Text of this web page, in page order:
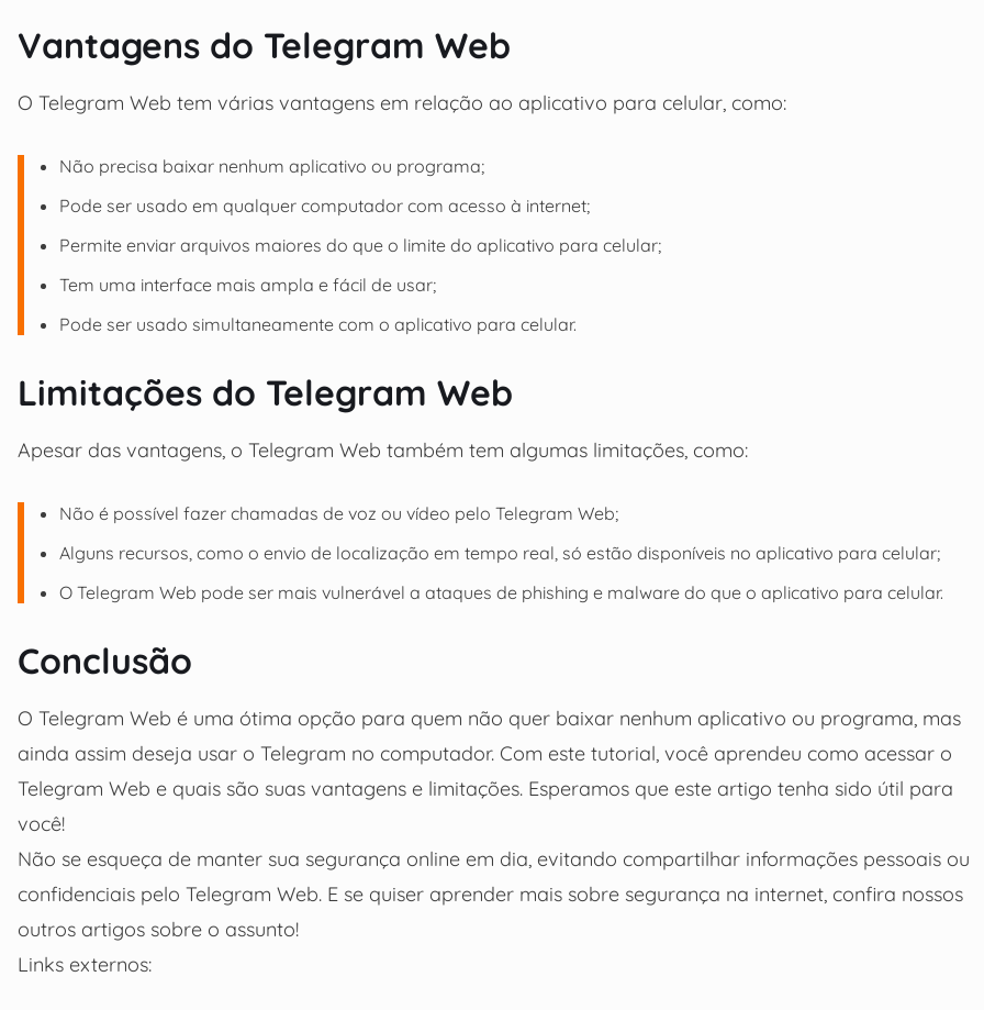
Vantagens do Telegram Web
O Telegram Web tem várias vantagens em relação ao aplicativo para celular, como:
Não precisa baixar nenhum aplicativo ou programa;
Pode ser usado em qualquer computador com acesso à internet;
Permite enviar arquivos maiores do que o limite do aplicativo para celular;
Tem uma interface mais ampla e fácil de usar;
Pode ser usado simultaneamente com o aplicativo para celular.
Limitações do Telegram Web
Apesar das vantagens, o Telegram Web também tem algumas limitações, como:
Não é possível fazer chamadas de voz ou vídeo pelo Telegram Web;
Alguns recursos, como o envio de localização em tempo real, só estão disponíveis no aplicativo para celular;
O Telegram Web pode ser mais vulnerável a ataques de phishing e malware do que o aplicativo para celular.
Conclusão
O Telegram Web é uma ótima opção para quem não quer baixar nenhum aplicativo ou programa, mas
ainda assim deseja usar o Telegram no computador. Com este tutorial, você aprendeu como acessar o
Telegram Web e quais são suas vantagens e limitações. Esperamos que este artigo tenha sido útil para
você!
Não se esqueça de manter sua segurança online em dia, evitando compartilhar informações pessoais ou
confidenciais pelo Telegram Web. E se quiser aprender mais sobre segurança na internet, confira nossos
outros artigos sobre o assunto!
Links externos: